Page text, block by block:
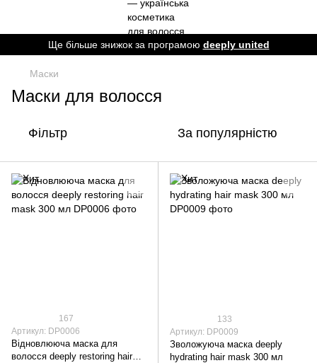
Ще більше знижок за програмою deeply united
Маски
Маски для волосся
Фільтр За популярністю
167
Артикул: DP0006
Відновлююча маска для
волосся deeply restoring hair
133
Артикул: DP0009
Зволожуюча маска deeply
hydrating hair mask 300 мл